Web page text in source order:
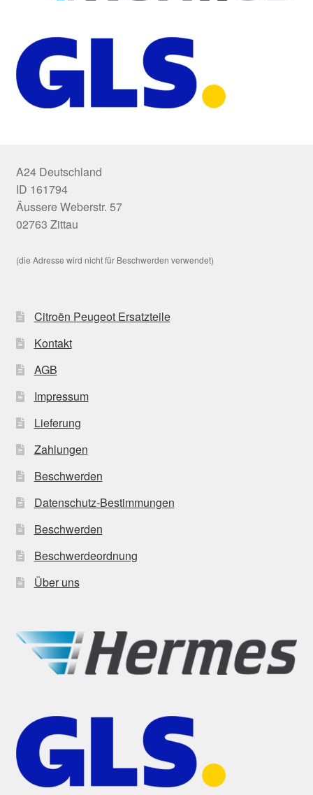
A24 Deutschland
ID 161794
Äussere Weberstr. 57
02763 Zittau
(die Adresse wird nicht für Beschwerden verwendet)
Citroën Peugeot Ersatzteile
Kontakt
AGB
Impressum
Lieferung
Zahlungen
Beschwerden
Datenschutz-Bestimmungen
Beschwerden
Beschwerdeordnung
Über uns